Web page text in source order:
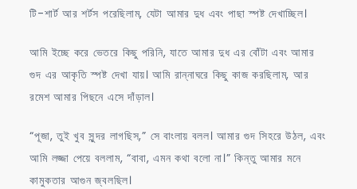
টি-শার্ট আর শর্টস পরেছিলাম, যেটা আমার দুধ এবং পাছা স্পষ্ট দেখাচ্ছিল।
আমি ইচ্ছে করে ভেতরে কিছু পরিনি, যাতে আমার দুধ এর বোঁটা এবং আমার
গুদ এর আকৃতি স্পষ্ট দেখা যায়। আমি রান্নাঘরে কিছু কাজ করছিলাম, আর
রমেশ আমার পিছনে এসে দাঁড়াল।
“পূজা, তুই খুব সুন্দর লাগছিস,” সে বাংলায় বলল। আমার গুদ সিহরে উঠল, এবং
আমি লজ্জা পেয়ে বললাম, “বাবা, এমন কথা বলো না।” কিন্তু আমার মনে
কামুকতার আগুন জ্বলছিল।